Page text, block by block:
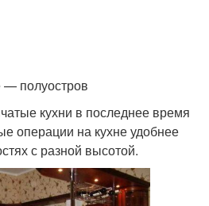
— полуостров
кухни в последнее время
операции на кухне удобнее
с разной высотой.